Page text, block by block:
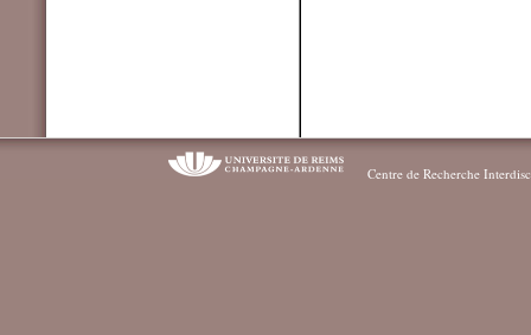
Centre de Recherche